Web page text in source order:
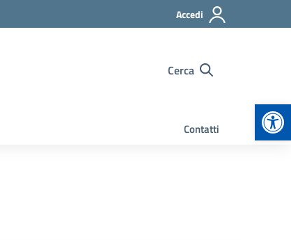
Accedi
Cerca
Contatti